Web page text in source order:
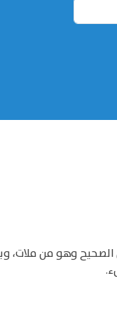
الصحيح وهو من ملات،